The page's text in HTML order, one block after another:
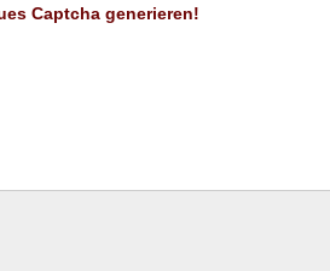
Captcha generieren!